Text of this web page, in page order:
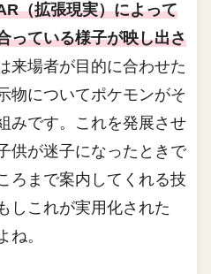
（拡張現実）によって
っている様子が映し出さ
来場者が目的に合わせた
物についてポケモンがそ
みです。これを発展させ
供が迷子になったときで
ろまで案内してくれる技
しこれが実用化された
ね。